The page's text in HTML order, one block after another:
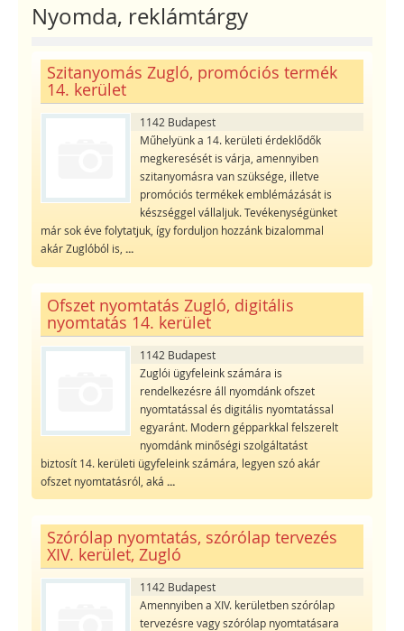
Nyomda, reklámtárgy
Szitanyomás Zugló, promóciós termék
14. kerület
1142 Budapest
Műhelyünk a 14. kerületi érdeklődők
megkeresését is várja, amennyiben
szitanyomásra van szüksége, illetve
promóciós termékek emblémázását is
készséggel vállaljuk. Tevékenységünket
már sok éve folytatjuk, így forduljon hozzánk bizalommal
akár Zuglóból is, ...
Ofszet nyomtatás Zugló, digitális
nyomtatás 14. kerület
1142 Budapest
Zuglói ügyfeleink számára is
rendelkezésre áll nyomdánk ofszet
nyomtatással és digitális nyomtatással
egyaránt. Modern gépparkkal felszerelt
nyomdánk minőségi szolgáltatást
biztosít 14. kerületi ügyfeleink számára, legyen szó akár
ofszet nyomtatásról, aká ...
Szórólap nyomtatás, szórólap tervezés
XIV. kerület, Zugló
1142 Budapest
Amennyiben a XIV. kerületben szórólap
tervezésre vagy szórólap nyomtatásara